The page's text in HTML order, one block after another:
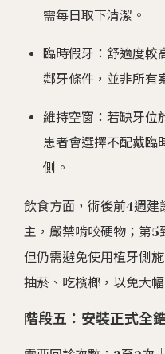
需每日取下清潔。
臨時假牙：舒適度較
鄰牙條件，並非所有
維持空窗：若缺牙位
患者會選擇不配戴臨
側。
飲食方面，術後前4週建
主，嚴禁啃咬硬物；第5
但仍需避免使用植牙側
抽菸、吃檳榔，以免大
階段五：安裝正式全